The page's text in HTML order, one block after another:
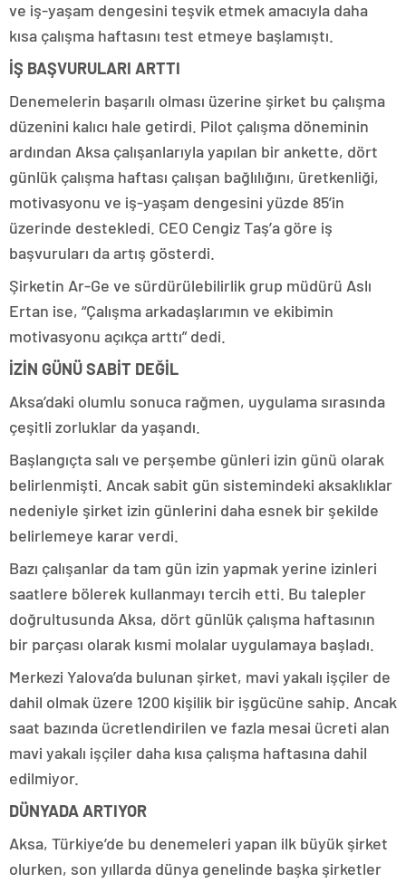
ve iş-yaşam dengesini teşvik etmek amacıyla daha
kısa çalışma haftasını test etmeye başlamıştı.
İŞ BAŞVURULARI ARTTI
Denemelerin başarılı olması üzerine şirket bu çalışma
düzenini kalıcı hale getirdi. Pilot çalışma döneminin
ardından Aksa çalışanlarıyla yapılan bir ankette, dört
günlük çalışma haftası çalışan bağlılığını, üretkenliği,
motivasyonu ve iş-yaşam dengesini yüzde 85’in
üzerinde destekledi. CEO Cengiz Taş’a göre iş
başvuruları da artış gösterdi.
Şirketin Ar-Ge ve sürdürülebilirlik grup müdürü Aslı
Ertan ise, “Çalışma arkadaşlarımın ve ekibimin
motivasyonu açıkça arttı” dedi.
İZİN GÜNÜ SABİT DEĞİL
Aksa’daki olumlu sonuca rağmen, uygulama sırasında
çeşitli zorluklar da yaşandı.
Başlangıçta salı ve perşembe günleri izin günü olarak
belirlenmişti. Ancak sabit gün sistemindeki aksaklıklar
nedeniyle şirket izin günlerini daha esnek bir şekilde
belirlemeye karar verdi.
Bazı çalışanlar da tam gün izin yapmak yerine izinleri
saatlere bölerek kullanmayı tercih etti. Bu talepler
doğrultusunda Aksa, dört günlük çalışma haftasının
bir parçası olarak kısmi molalar uygulamaya başladı.
Merkezi Yalova’da bulunan şirket, mavi yakalı işçiler de
dahil olmak üzere 1200 kişilik bir işgücüne sahip. Ancak
saat bazında ücretlendirilen ve fazla mesai ücreti alan
mavi yakalı işçiler daha kısa çalışma haftasına dahil
edilmiyor.
DÜNYADA ARTIYOR
Aksa, Türkiye’de bu denemeleri yapan ilk büyük şirket
olurken, son yıllarda dünya genelinde başka şirketler